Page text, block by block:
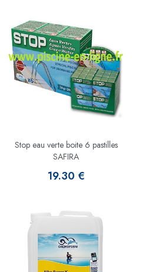
Stop eau verte boite 6 pastilles
SAFIRA
19.30 €